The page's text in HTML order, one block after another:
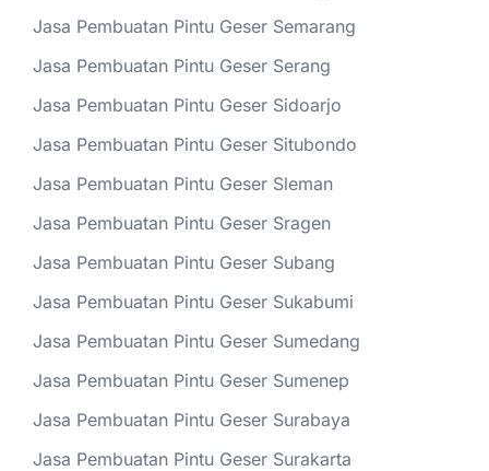
Jasa Pembuatan Pintu Geser Semarang
Jasa Pembuatan Pintu Geser Serang
Jasa Pembuatan Pintu Geser Sidoarjo
Jasa Pembuatan Pintu Geser Situbondo
Jasa Pembuatan Pintu Geser Sleman
Jasa Pembuatan Pintu Geser Sragen
Jasa Pembuatan Pintu Geser Subang
Jasa Pembuatan Pintu Geser Sukabumi
Jasa Pembuatan Pintu Geser Sumedang
Jasa Pembuatan Pintu Geser Sumenep
Jasa Pembuatan Pintu Geser Surabaya
Jasa Pembuatan Pintu Geser Surakarta